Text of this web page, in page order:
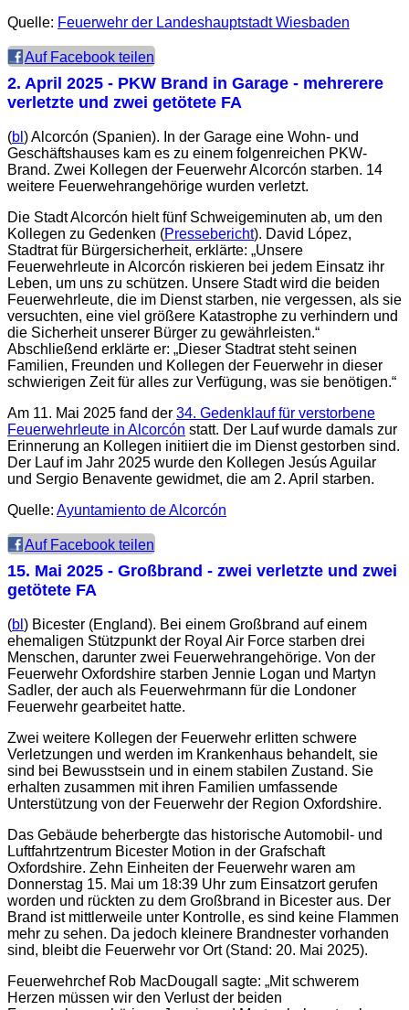
Quelle: Feuerwehr der Landeshauptstadt Wiesbaden
Auf Facebook teilen
2. April 2025 - PKW Brand in Garage - mehrerere
verletzte und zwei getötete FA
(bl ) Alcorcón (Spanien). In der Garage eine Wohn- und
Geschäftshauses kam es zu einem folgenreichen PKW-
Brand. Zwei Kollegen der Feuerwehr Alcorcón starben. 14
weitere Feuerwehrangehörige wurden verletzt.
Die Stadt Alcorcón hielt fünf Schweigeminuten ab, um den
Kollegen zu Gedenken (Pressebericht). David López,
Stadtrat für Bürgersicherheit, erklärte: „Unsere
Feuerwehrleute in Alcorcón riskieren bei jedem Einsatz ihr
Leben, um uns zu schützen. Unsere Stadt wird die beiden
Feuerwehrleute, die im Dienst starben, nie vergessen, als sie
versuchten, eine viel größere Katastrophe zu verhindern und
die Sicherheit unserer Bürger zu gewährleisten.“
Abschließend erklärte er: „Dieser Stadtrat steht seinen
Familien, Freunden und Kollegen der Feuerwehr in dieser
schwierigen Zeit für alles zur Verfügung, was sie benötigen.“
Am 11. Mai 2025 fand der 34. Gedenklauf für verstorbene
Feuerwehrleute in Alcorcón statt. Der Lauf wurde damals zur
Erinnerung an Kollegen initiiert die im Dienst gestorben sind.
Der Lauf im Jahr 2025 wurde den Kollegen Jesús Aguilar
und Sergio Benavente gewidmet, die am 2. April starben.
Quelle: Ayuntamiento de Alcorcón
Auf Facebook teilen
15. Mai 2025 - Großbrand - zwei verletzte und zwei
getötete FA
(bl ) Bicester (England). Bei einem Großbrand auf einem
ehemaligen Stützpunkt der Royal Air Force starben drei
Menschen, darunter zwei Feuerwehrangehörige. Von der
Feuerwehr Oxfordshire starben Jennie Logan und Martyn
Sadler, der auch als Feuerwehrmann für die Londoner
Feuerwehr gearbeitet hatte.
Zwei weitere Kollegen der Feuerwehr erlitten schwere
Verletzungen und werden im Krankenhaus behandelt, sie
sind bei Bewusstsein und in einem stabilen Zustand. Sie
erhalten zusammen mit ihren Familien umfassende
Unterstützung von der Feuerwehr der Region Oxfordshire.
Das Gebäude beherbergte das historische Automobil- und
Luftfahrtzentrum Bicester Motion in der Grafschaft
Oxfordshire. Zehn Einheiten der Feuerwehr waren am
Donnerstag 15. Mai um 18:39 Uhr zum Einsatzort gerufen
worden und rückten zu dem Großbrand in Bicester aus. Der
Brand ist mittlerweile unter Kontrolle, es sind keine Flammen
mehr zu sehen. Da jedoch kleinere Brandnester vorhanden
sind, bleibt die Feuerwehr vor Ort (Stand: 20. Mai 2025).
Feuerwehrchef Rob MacDougall sagte: „Mit schwerem
Herzen müssen wir den Verlust der beiden